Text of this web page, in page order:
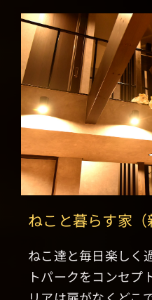
ねこと暮らす家（
ねこ達と毎日楽しく
トパークをコンセプ